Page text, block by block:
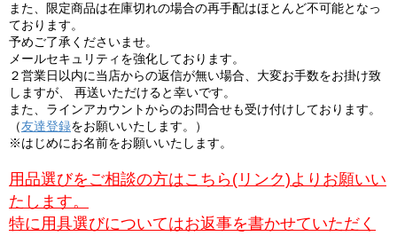
また、限定商品は在庫切れの場合の再手配はほとんど不可能となっ
ております。
予めご了承くださいませ。
メールセキュリティを強化しております。
２営業日以内に当店からの返信が無い場合、大変お手数をお掛け致
しますが、 再送いただけると幸いです。
また、ラインアカウントからのお問合せも受け付けしております。
（友達登録をお願いいたします。）
※はじめにお名前をお願いいたします。
用品選びをご相談の方はこちら(リンク)よりお願いい
たします。
特に用具選びについてはお返事を書かせていただく